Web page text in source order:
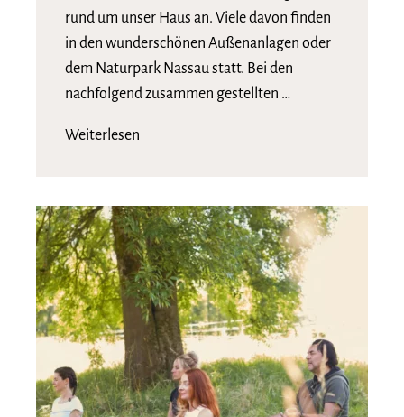
rund um unser Haus an. Viele davon finden
in den wunderschönen Außenanlagen oder
dem Naturpark Nassau statt. Bei den
nachfolgend zusammen gestellten …
Weiterlesen